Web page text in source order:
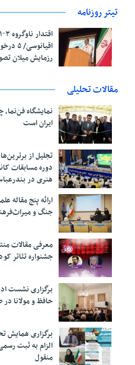
تیتر روزنامه
رزمایش میلان
مقالات تحلیلی
نمایشگاه
ایران است
تجلیل از
دوره مسابقات
هنری در
ارائه پنج مقاله
جنگ و
معرفی مقالات
جشنواره تئاتر
برگزاری نشست
حافظ و مولانا
برگزاری همایش
الزام به ثبت
منقول